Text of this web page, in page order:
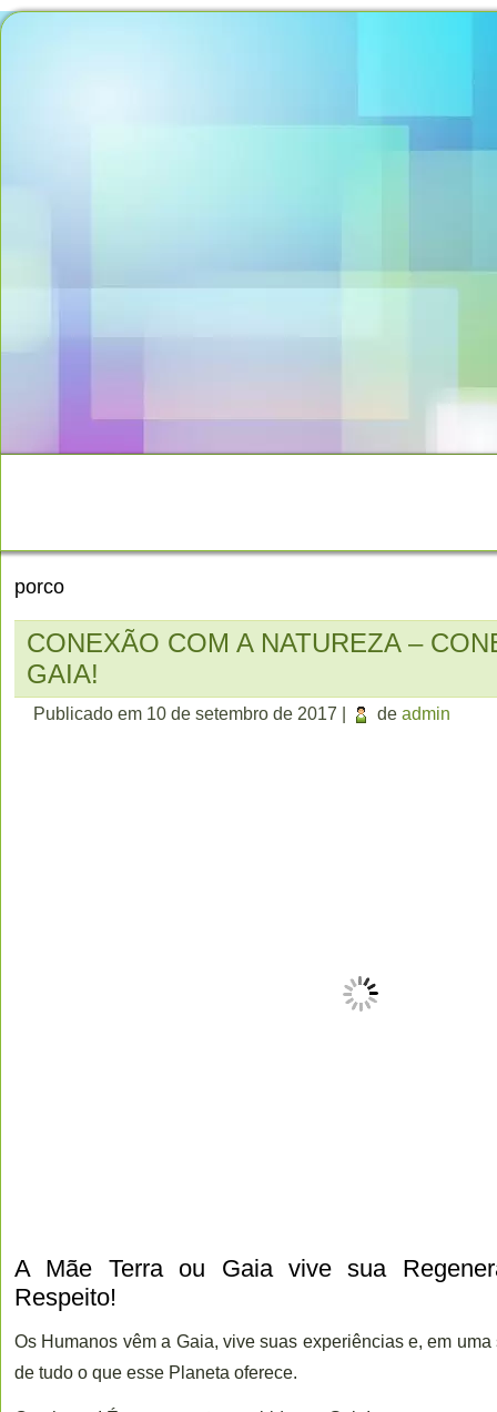
porco
CONEXÃO COM A NATUREZA –
GAIA!
Publicado em 10 de setembro de 2017 de admin
A Mãe Terra ou Gaia vive sua
Respeito!
Os Humanos vêm a Gaia, vive suas experiências e, em
de tudo o que esse Planeta oferece.